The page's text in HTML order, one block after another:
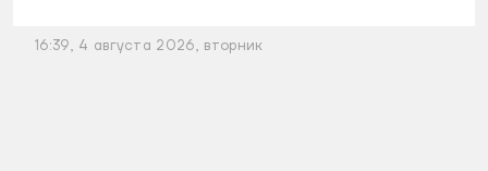
16:39, 4 августа 2026, вторник